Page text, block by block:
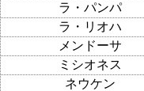
ラ・パンパ
ラ・リオハ
メンドーサ
ミシオネス
ネウケン